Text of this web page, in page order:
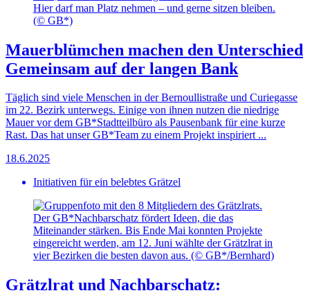
Hier darf man Platz nehmen – und gerne sitzen bleiben.
(© GB*)
Mauerblümchen machen den Unterschied
Gemeinsam auf der langen Bank
Täglich sind viele Menschen in der Bernoullistraße und Curiegasse
im 22. Bezirk unterwegs. Einige von ihnen nutzen die niedrige
Mauer vor dem GB*Stadtteilbüro als Pausenbank für eine kurze
Rast. Das hat unser GB*Team zu einem Projekt inspiriert ...
18.6.2025
Initiativen für ein belebtes Grätzel
Der GB*Nachbarschatz fördert Ideen, die das
Miteinander stärken. Bis Ende Mai konnten Projekte
eingereicht werden, am 12. Juni wählte der Grätzlrat in
vier Bezirken die besten davon aus. (© GB*/Bernhard)
Grätzlrat und Nachbarschatz: